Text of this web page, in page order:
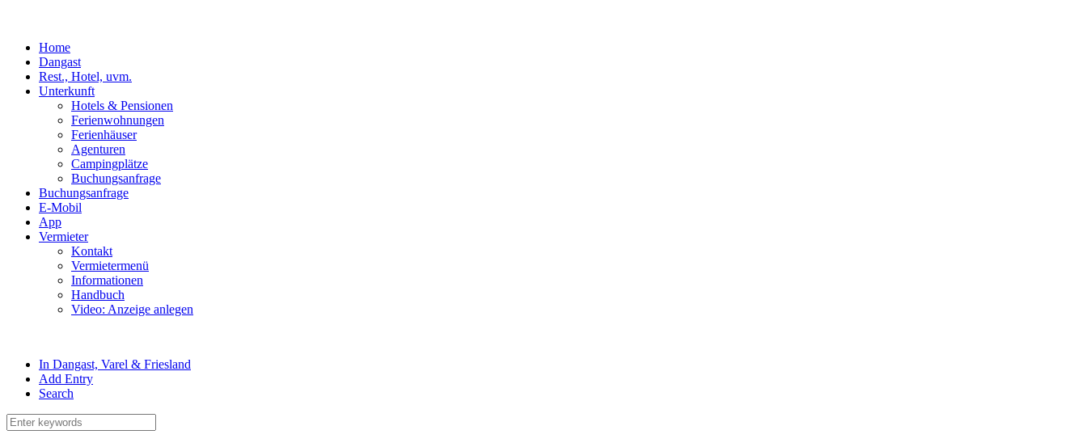
Home
Dangast
Rest., Hotel, uvm.
Unterkunft
Hotels & Pensionen
Ferienwohnungen
Ferienhäuser
Agenturen
Campingplätze
Buchungsanfrage
Buchungsanfrage
E-Mobil
App
Vermieter
Kontakt
Vermietermenü
Informationen
Handbuch
Video: Anzeige anlegen
In Dangast, Varel & Friesland
Add Entry
Search